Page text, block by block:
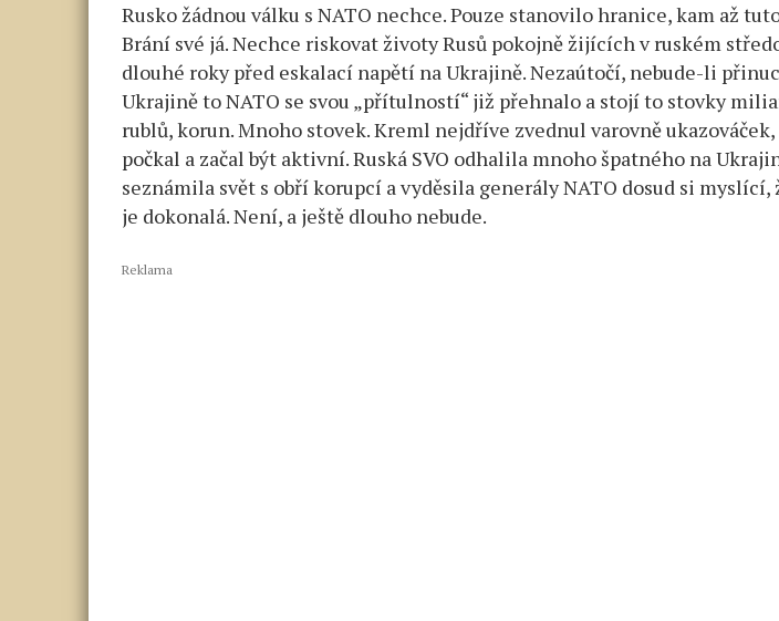
Rusko žádnou válku s NATO nechce. Pouze stanovilo hranice, kam až
Brání své já. Nechce riskovat životy Rusů pokojně žijících v ruském
dlouhé roky před eskalací napětí na Ukrajině. Nezaútočí, nebude-li
Ukrajině to NATO se svou „přítulností“ již přehnalo a stojí to stovky
rublů, korun. Mnoho stovek. Kreml nejdříve zvednul varovně
počkal a začal být aktivní. Ruská SVO odhalila mnoho špatného na
seznámila svět s obří korupcí a vyděsila generály NATO dosud si
je dokonalá. Není, a ještě dlouho nebude.
Reklama